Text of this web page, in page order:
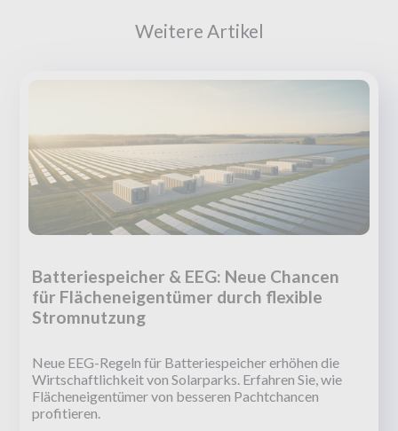
Weitere Artikel
Batteriespeicher & EEG: Neue Chancen
für Flächeneigentümer durch flexible
Stromnutzung
Neue EEG-Regeln für Batteriespeicher erhöhen die
Wirtschaftlichkeit von Solarparks. Erfahren Sie, wie
Flächeneigentümer von besseren Pachtchancen
profitieren.